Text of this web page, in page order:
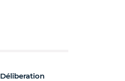
Déliberation